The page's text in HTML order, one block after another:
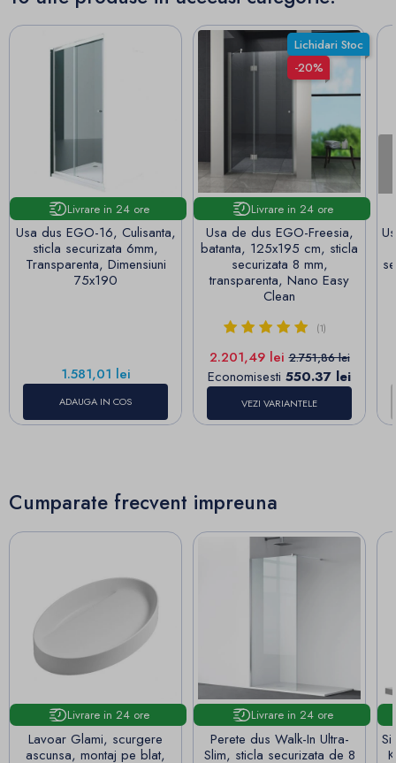
Livrare in 24 ore
Usa dus EGO-16, Culisanta,
sticla securizata 6mm,
Transparenta, Dimensiuni
75x190
Pret
1.581,01 lei
ADAUGA IN COS
Lichidari Stoc
-20%
Livrare in 24 ore
Usa de dus EGO-Freesia,
batanta, 125x195 cm, sticla
securizata 8 mm,
transparenta, Nano Easy
Clean
(1)
Pret
2.201,49 leiPret de baza
2.751,86 lei
Economisesti 550.37 lei
VEZI VARIANTELE
Cumparate frecvent impreuna
Livrare in 24 ore
Lavoar Glami, scurgere
ascunsa, montaj pe blat,
Livrare in 24 ore
Perete dus Walk-In Ultra-
Slim, sticla securizata de 8